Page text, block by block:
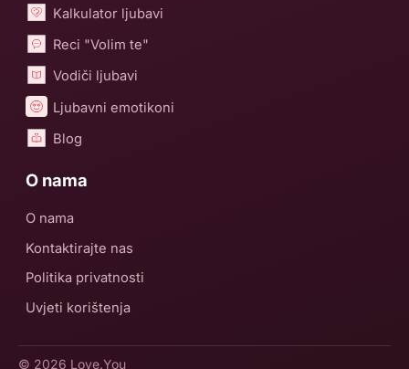
Kalkulator ljubavi
Reci "Volim te"
Vodiči ljubavi
Ljubavni emotikoni
Blog
O nama
O nama
Kontaktirajte nas
Politika privatnosti
Uvjeti korištenja
© 2026 Love.You